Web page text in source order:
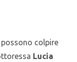
colpire
Lucia